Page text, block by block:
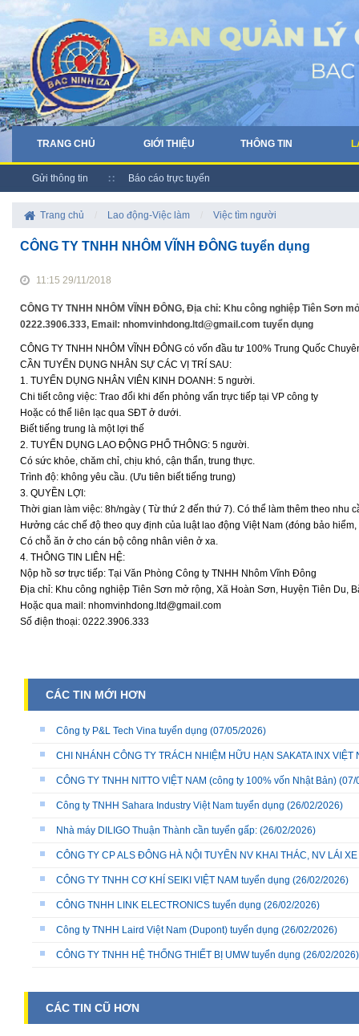
TRANG CHỦ GIỚI THIỆU THÔNG TIN
Gửi thông tin Báo cáo trực tuyến
Trang chủ Lao động-Việc làm Việc tìm người
CÔNG TY TNHH NHÔM VĨNH ĐÔNG tuyển dụng
11:15 29/11/2018
CÔNG TY TNHH NHÔM VĨNH ĐÔNG, Địa chỉ: Khu công nghiệp Tiên Sơn
0222.3906.333, Email: nhomvinhdong.ltd@gmail.com tuyển dụng
CÔNG TY TNHH NHÔM VĨNH ĐÔNG có vốn đầu tư 100% Trung Quốc
CẦN TUYỂN DỤNG NHÂN SỰ CÁC VỊ TRÍ SAU:
1. TUYỂN DỤNG NHÂN VIÊN KINH DOANH: 5 người.
Chi tiết công việc: Trao đổi khi đến phỏng vấn trực tiếp tại VP công ty
Hoặc có thể liên lạc qua SĐT ở dưới.
Biết tiếng trung là một lợi thế
2. TUYỂN DỤNG LAO ĐỘNG PHỔ THÔNG: 5 người.
Có sức khỏe, chăm chỉ, chịu khó, cận thẩn, trung thực.
Trình độ: không yêu cầu. (Ưu tiên biết tiếng trung)
3. QUYỀN LỢI:
Thời gian làm việc: 8h/ngày ( Từ thứ 2 đến thứ 7). Có thể làm thêm theo nhu
Hưởng các chế độ theo quy định của luật lao động Việt Nam (đóng bảo
Có chỗ ăn ở cho cán bộ công nhân viên ở xa.
4. THÔNG TIN LIÊN HỆ:
Nộp hồ sơ trực tiếp: Tại Văn Phòng Công ty TNHH Nhôm Vĩnh Đông
Địa chỉ: Khu công nghiệp Tiên Sơn mở rộng, Xã Hoàn Sơn, Huyện Tiên Du,
Hoặc qua mail: nhomvinhdong.ltd@gmail.com
Số điện thoại: 0222.3906.333
CÁC TIN MỚI HƠN
Công ty P&L Tech Vina tuyển dụng (07/05/2026)
CHI NHÁNH CÔNG TY TRÁCH NHIỆM HỮU HẠN SAKATA INX
CÔNG TY TNHH NITTO VIỆT NAM (công ty 100% vốn Nhật Bản) (07/
Công ty TNHH Sahara Industry Việt Nam tuyển dụng (26/02/2026)
Nhà máy DILIGO Thuận Thành cần tuyển gấp: (26/02/2026)
CÔNG TY CP ALS ĐÔNG HÀ NỘI TUYỂN NV KHAI THÁC, NV LÁI
CÔNG TY TNHH CƠ KHÍ SEIKI VIỆT NAM tuyển dụng (26/02/2026)
CÔNG TNHH LINK ELECTRONICS tuyển dụng (26/02/2026)
Công ty TNHH Laird Việt Nam (Dupont) tuyển dụng (26/02/2026)
CÔNG TY TNHH HỆ THỐNG THIẾT BỊ UMW tuyển dụng (26/02/2026)
CÁC TIN CŨ HƠN